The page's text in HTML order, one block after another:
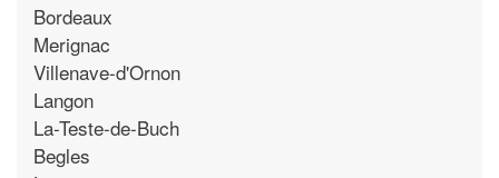
Bordeaux
Merignac
Villenave-d'Ornon
Langon
La-Teste-de-Buch
Begles